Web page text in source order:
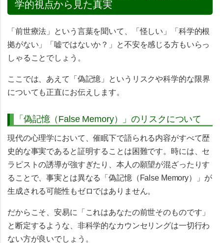
学的視点から見た真実
「前世療法」という言葉を聞いて、「怪しい」「科学的根
拠がない」「嘘ではないか？」と不安を感じる方もいらっ
しゃることでしょう。
ここでは、あえて
「偽記憶」というリスクや科学的な限界
についても正直にお伝えします。
「偽記憶（False Memory）」のリスクについて
現代の心理学において、催眠下で語られる内容がすべて歴
史的な事実であると証明することは困難です。時には、セ
ラピストの誘導が強すぎたり、本人の願望が混ざったりす
ることで、事実とは異なる
「偽記憶（False Memory）」 が
生成される可能性もゼロではありません。
だからこそ、安易に「これはあなたの前世そのものです」
と断定するような、非科学的なカウンセリングは一切行わ
ない方が良いでしょう。